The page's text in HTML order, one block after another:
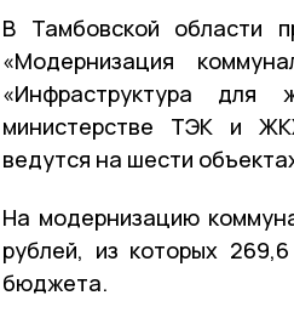
В Тамбовской области
«Модернизация
«Инфраструктура
министерстве ТЭК и
ведутся на шести
На модернизацию
рублей, из которых
бюджета.